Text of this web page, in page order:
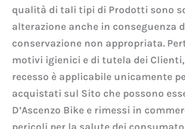
qualità di tali tipi di Prodotti sono
alterazione anche in conseguenza
conservazione non appropriata.
motivi igienici e di tutela dei
recesso è applicabile unicamente
acquistati sul Sito che possono
D’Ascenzo Bike e rimessi in